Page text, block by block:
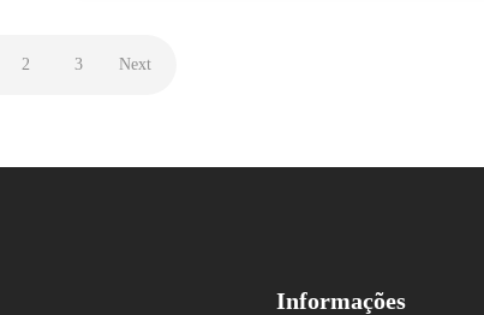
2 3 Next
Informações